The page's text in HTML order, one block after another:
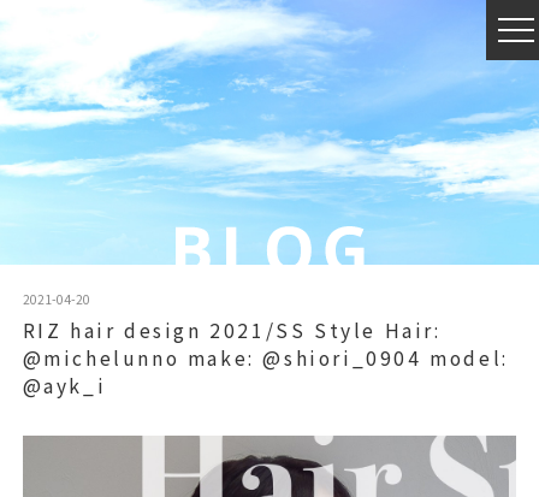
2021-04-20
RIZ hair design 2021/SS Style Hair:
@michelunno make: @shiori_0904 model:
@ayk_i